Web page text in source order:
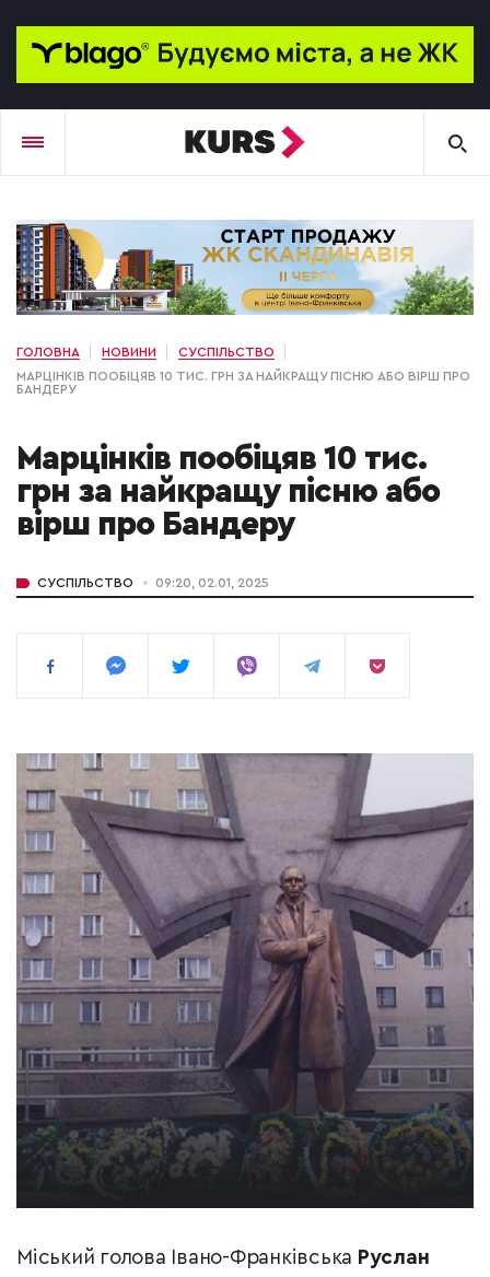
ГОЛОВНА НОВИНИ
СУСПІЛЬСТВО
МАРЦІНКІВ ПООБІЦЯВ 10 ТИС. ГРН ЗА НАЙКРАЩУ ПІСНЮ АБО ВІРШ ПРО
БАНДЕРУ
Марцінків пообіцяв 10 тис.
грн за найкращу пісню або
вірш про Бандеру
СУСПІЛЬСТВО 09:20, 02.01, 2025
Міський голова Івано-Франківська Руслан